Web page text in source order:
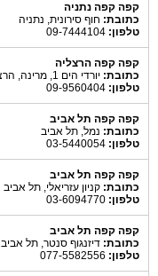
קפה קפה נתניה
כתובת: חוף סירונית, נתניה
טלפון:
קפה קפה הרצליה
כתובת: יורדי הים 1, מרינה, הרצליה
טלפון:
קפה קפה תל אביב
כתובת: נמל, תל אביב
טלפון:
קפה קפה תל אביב
כתובת: קניון עזריאלי, תל אביב
טלפון:
קפה קפה תל אביב
כתובת: דיזנגוף סנטר, תל אביב
טלפון: